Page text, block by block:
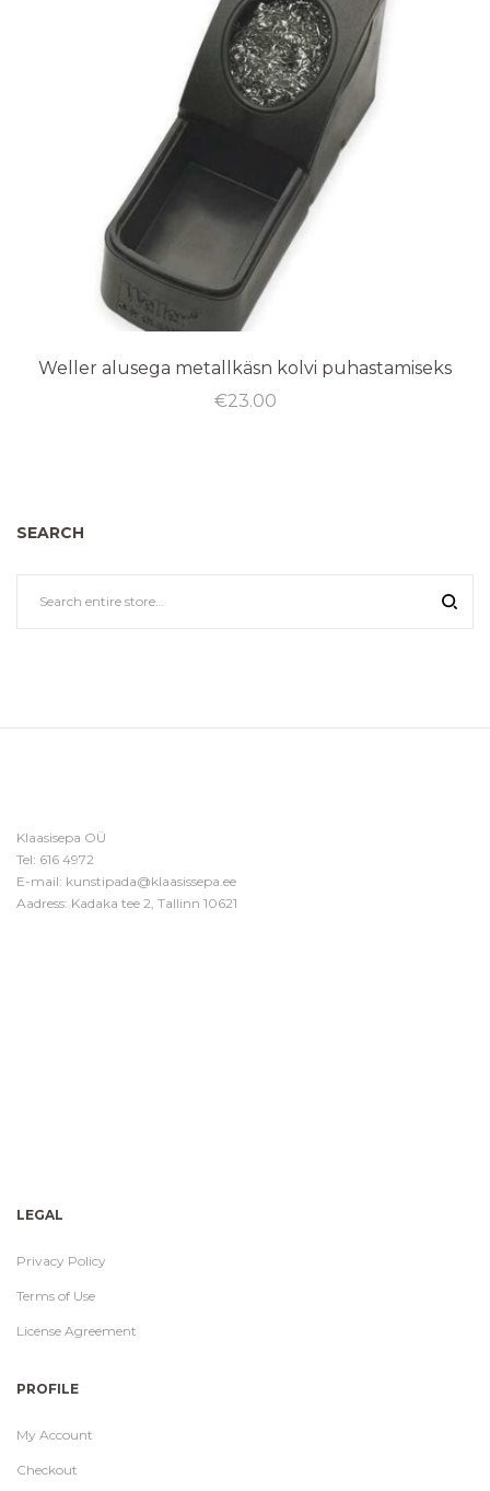
Weller alusega metallkäsn kolvi puhastamiseks
€23.00
SEARCH
Klaasisepa OÜ
Tel: 616 4972
E-mail: kunstipada@klaasissepa.ee
Aadress: Kadaka tee 2, Tallinn 10621
LEGAL
Privacy Policy
Terms of Use
License Agreement
PROFILE
My Account
Checkout